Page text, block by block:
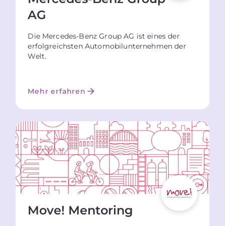
AG
Die Mercedes-Benz Group AG ist eines der
erfolgreichsten Automobilunternehmen der
Welt.
Mehr erfahren
Move! Mentoring